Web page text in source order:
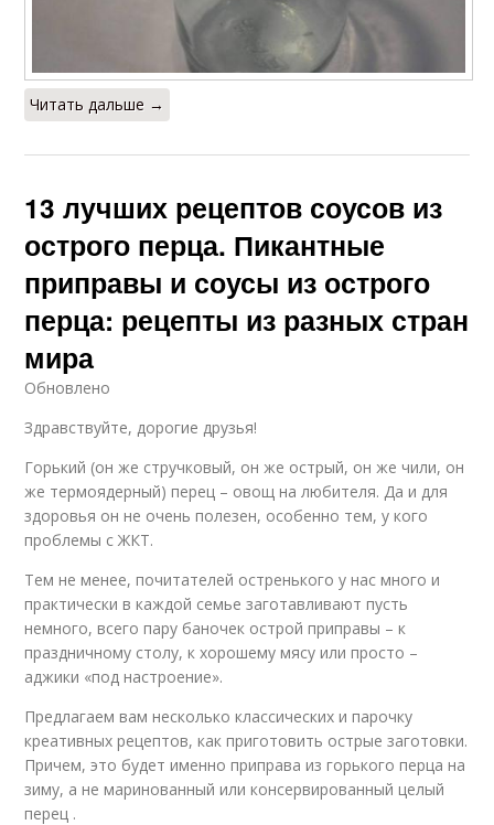
Читать дальше →
13 лучших рецептов соусов из
острого перца. Пикантные
приправы и соусы из острого
перца: рецепты из разных стран
мира
Обновлено
Здравствуйте, дорогие друзья!
Горький (он же стручковый, он же острый, он же чили, он
же термоядерный) перец – овощ на любителя. Да и для
здоровья он не очень полезен, особенно тем, у кого
проблемы с ЖКТ.
Тем не менее, почитателей остренького у нас много и
практически в каждой семье заготавливают пусть
немного, всего пару баночек острой приправы – к
праздничному столу, к хорошему мясу или просто –
аджики «под настроение».
Предлагаем вам несколько классических и парочку
креативных рецептов, как приготовить острые заготовки.
Причем, это будет именно приправа из горького перца на
зиму, а не маринованный или консервированный целый
перец .